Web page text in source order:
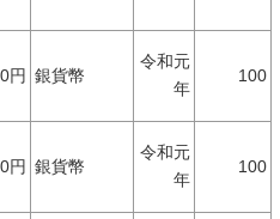
円 銀貨幣
令和元
年
100
円 銀貨幣
令和元
年
100